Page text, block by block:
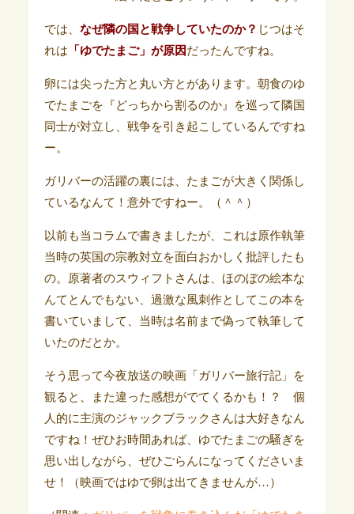
では、 なぜ隣の国と戦争していたのか？ じつはそ
れは 「 ゆでたまご」が原因だったんですね。
卵には尖った方と丸い方とがあります。朝食のゆ
でたまごを『どっちから割るのか』を巡って隣国
同士が対立し、戦争を引き起こしているんですね
ー。
ガリバーの活躍の裏には、たまごが大きく関係し
ているなんて！意外ですねー。（＾＾）
以前も当コラムで書きましたが、これは原作執筆
当時の英国の宗教対立を面白おかしく批評したも
の。原著者のスウィフトさんは、ほのぼの絵本な
んてとんでもない、過激な風刺作としてこの本を
書いていまして、当時は名前まで偽って執筆して
いたのだとか。
そう思って今夜放送の映画「ガリバー旅行記」を
観ると、また違った感想がでてくるかも！？ 個
人的に主演のジャックブラックさんは大好きなん
ですね！ぜひお時間あれば、ゆでたまごの騒ぎを
思い出しながら、ぜひごらんになってくださいま
せ！（映画ではゆで卵は出てきませんが…）